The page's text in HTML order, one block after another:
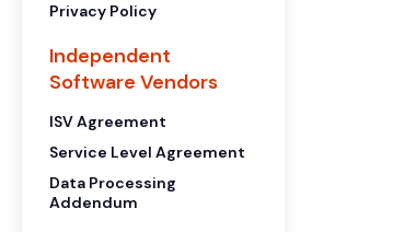
Privacy Policy
Independent
Software Vendors
ISV Agreement
Service Level Agreement
Data Processing
Addendum